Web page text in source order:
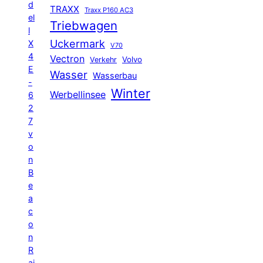
d
el
l
X
4
E
-
6
2
7
v
o
n
B
e
a
c
o
n
R
TRAXX Traxx P160 AC3
Triebwagen
Uckermark V70
Vectron Verkehr Volvo
Wasser Wasserbau
Werbellinsee Winter